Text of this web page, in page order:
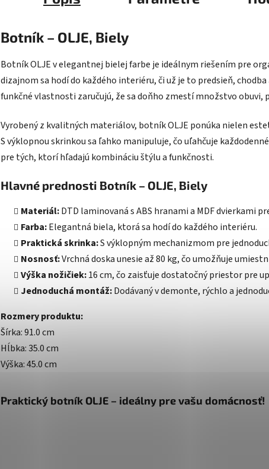
Botník – OLJE, Biely
Botník OLJE v elegantnej bielej farbe je ideálnym riešením pre
dizajnom sa hodí do každého interiéru, či už je to predsieň,
funkčné vlastnosti zaručujú, že sa doňho zmestí množstvo
Vyrobený z kvalitných materiálov, botník OLJE ponúka nielen
S výklopnou skrinkou sa ľahko manipuluje, čo uľahčuje
pre tých, ktorí hľadajú kombináciu štýlu a funkčnosti.
Hlavné prednosti Botník – OLJE, Biely
Materiál:DTD laminovaná s ABS hranami a MDF dvierkami
Farba:Elegantná biela, ktorá sa hodí do každého interiéru.
Praktická skrinka:S výklopným mechanizmom pre
Nosnosť:Vrchná doska unesie až 80 kg, čo umožňuje
Výška nožičiek:16 cm, čo zaisťuje dostatočný priestor pre
Jednoduchá montáž:Dodávaný v demonte, rýchlo a
Rozmery produktu:
Šírka: 91.0 cm
Hĺbka: 35.0 cm
Výška: 45.0 cm
Praktický botník OLJE – ideálny pre vašu domácnosť!